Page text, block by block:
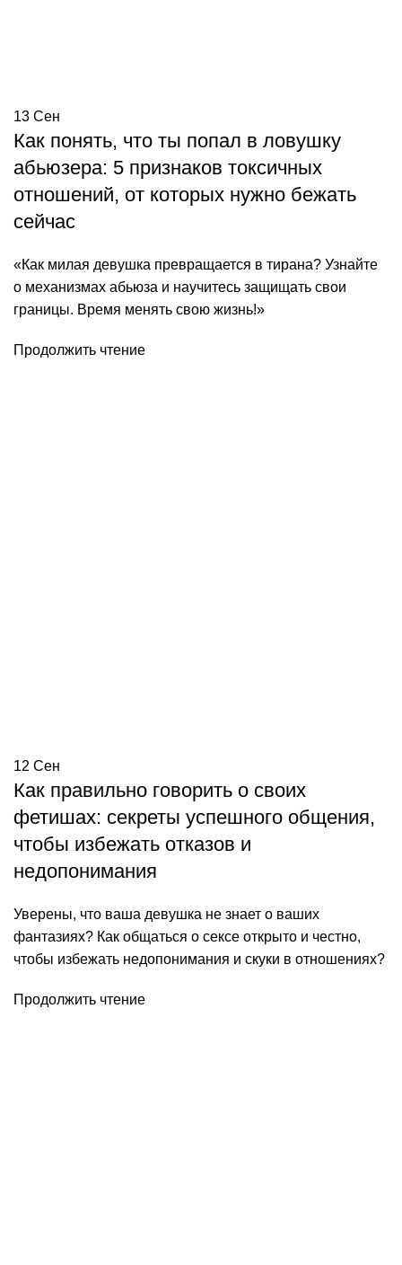
13 Сен
Как понять, что ты попал в ловушку
абьюзера: 5 признаков токсичных
отношений, от которых нужно бежать
сейчас
«Как милая девушка превращается в тирана? Узнайте
о механизмах абьюза и научитесь защищать свои
границы. Время менять свою жизнь!»
Продолжить чтение
12 Сен
Как правильно говорить о своих
фетишах: секреты успешного общения,
чтобы избежать отказов и
недопонимания
Уверены, что ваша девушка не знает о ваших
фантазиях? Как общаться о сексе открыто и честно,
чтобы избежать недопонимания и скуки в отношениях?
Продолжить чтение